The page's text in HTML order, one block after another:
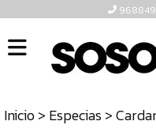
INICIO
TIENDA
Inicio> Especias>